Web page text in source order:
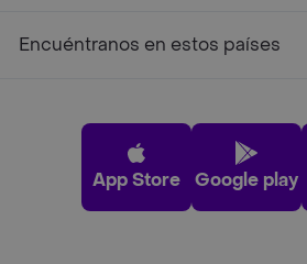
Encuéntranos en estos países
App Store Google play